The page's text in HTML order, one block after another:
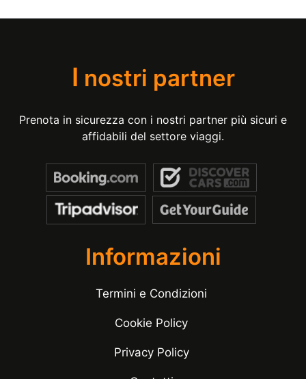
I nostri partner
Prenota in sicurezza con i nostri partner più sicuri e
affidabili del settore viaggi.
Informazioni
Termini e Condizioni
Cookie Policy
Privacy Policy